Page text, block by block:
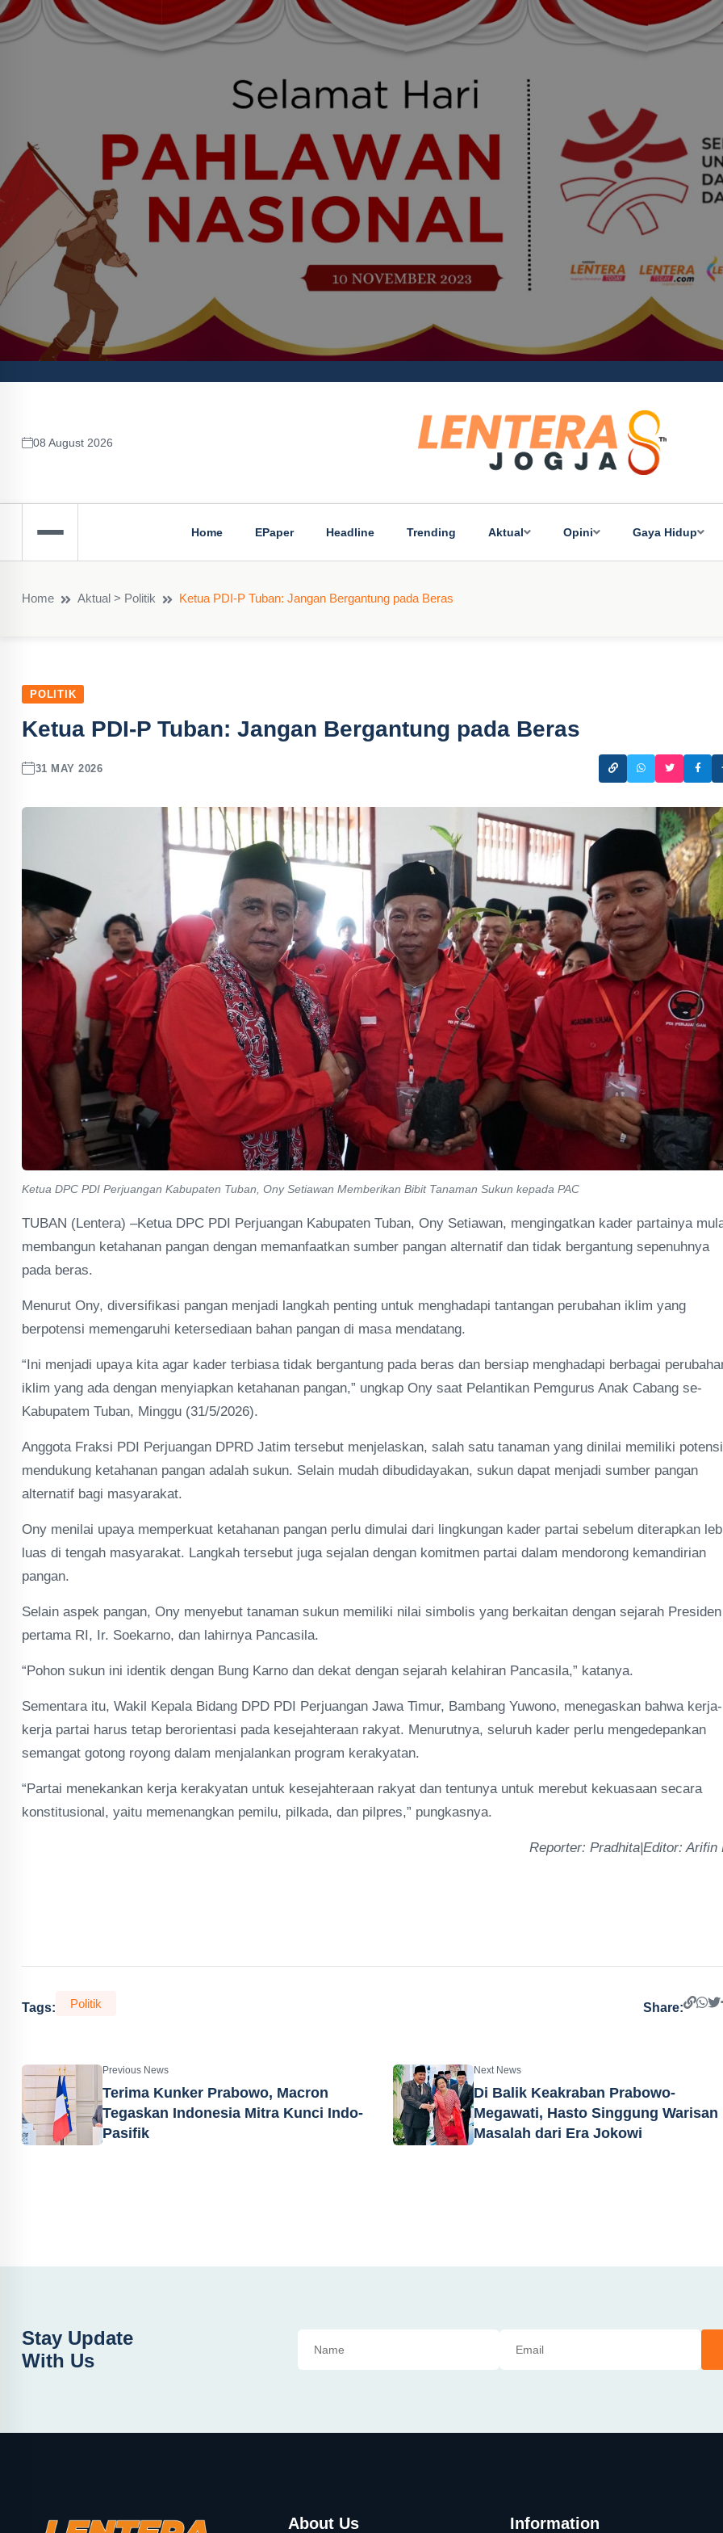
08 August 2026
Home EPaper Headline Trending Aktual Opini Gaya Hidup
Home Aktual > Politik Ketua PDI-P Tuban: Jangan Bergantung pada Beras
POLITIK
Ketua PDI-P Tuban: Jangan Bergantung pada Beras
31 MAY 2026
Ketua DPC PDI Perjuangan Kabupaten Tuban, Ony Setiawan Memberikan Bibit Tanaman Sukun kepada PAC
TUBAN (Lentera) –Ketua DPC PDI Perjuangan Kabupaten Tuban, Ony Setiawan, mengingatkan kader partainya
membangun ketahanan pangan dengan memanfaatkan sumber pangan alternatif dan tidak bergantung sepenuhnya
pada beras.
Menurut Ony, diversifikasi pangan menjadi langkah penting untuk menghadapi tantangan perubahan iklim yang
berpotensi memengaruhi ketersediaan bahan pangan di masa mendatang.
“Ini menjadi upaya kita agar kader terbiasa tidak bergantung pada beras dan bersiap menghadapi berbagai
iklim yang ada dengan menyiapkan ketahanan pangan,” ungkap Ony saat Pelantikan Pemgurus Anak Cabang se-
Kabupatem Tuban, Minggu (31/5/2026).
Anggota Fraksi PDI Perjuangan DPRD Jatim tersebut menjelaskan, salah satu tanaman yang dinilai memiliki potensi
mendukung ketahanan pangan adalah sukun. Selain mudah dibudidayakan, sukun dapat menjadi sumber pangan
alternatif bagi masyarakat.
Ony menilai upaya memperkuat ketahanan pangan perlu dimulai dari lingkungan kader partai sebelum diterapkan
luas di tengah masyarakat. Langkah tersebut juga sejalan dengan komitmen partai dalam mendorong kemandirian
pangan.
Selain aspek pangan, Ony menyebut tanaman sukun memiliki nilai simbolis yang berkaitan dengan sejarah Presiden
pertama RI, Ir. Soekarno, dan lahirnya Pancasila.
“Pohon sukun ini identik dengan Bung Karno dan dekat dengan sejarah kelahiran Pancasila,” katanya.
Sementara itu, Wakil Kepala Bidang DPD PDI Perjuangan Jawa Timur, Bambang Yuwono, menegaskan bahwa kerja-
kerja partai harus tetap berorientasi pada kesejahteraan rakyat. Menurutnya, seluruh kader perlu mengedepankan
semangat gotong royong dalam menjalankan program kerakyatan.
“Partai menekankan kerja kerakyatan untuk kesejahteraan rakyat dan tentunya untuk merebut kekuasaan secara
konstitusional, yaitu memenangkan pemilu, pilkada, dan pilpres,” pungkasnya.
Reporter: Pradhita|Editor: Arifin
Tags: Politik Share:
Previous News
Terima Kunker Prabowo, Macron
Tegaskan Indonesia Mitra Kunci Indo-
Pasifik
Next News
Di Balik Keakraban Prabowo-
Megawati, Hasto Singgung Warisan
Masalah dari Era Jokowi
Stay Update
With Us
About Us Information